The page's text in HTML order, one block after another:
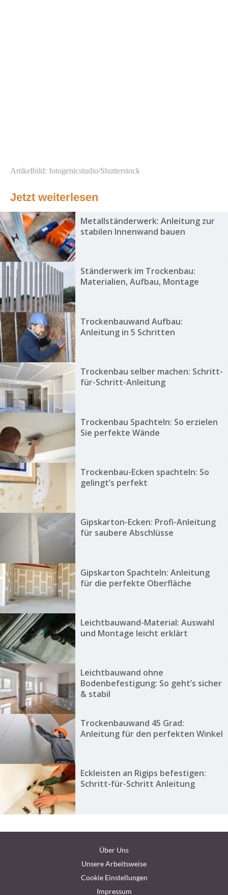
Artikelbild: fotogenicstudio/Shutterstock
Jetzt weiterlesen
Metallständerwerk: Anleitung zur
stabilen Innenwand bauen
Ständerwerk im Trockenbau:
Materialien, Aufbau, Montage
Trockenbauwand Aufbau:
Anleitung in 5 Schritten
Trockenbau selber machen: Schritt-
für-Schritt-Anleitung
Trockenbau Spachteln: So erzielen
Sie perfekte Wände
Trockenbau-Ecken spachteln: So
gelingt’s perfekt
Gipskarton-Ecken: Profi-Anleitung
für saubere Abschlüsse
Gipskarton Spachteln: Anleitung
für die perfekte Oberfläche
Leichtbauwand-Material: Auswahl
und Montage leicht erklärt
Leichtbauwand ohne
Bodenbefestigung: So geht’s sicher
& stabil
Trockenbauwand 45 Grad:
Anleitung für den perfekten Winkel
Eckleisten an Rigips befestigen:
Schritt-für-Schritt Anleitung
Über Uns
Unsere Arbeitsweise
Cookie Einstellungen
Impressum